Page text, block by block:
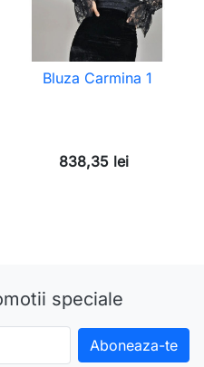
Bluza Carmina 1
838,35 lei
speciale